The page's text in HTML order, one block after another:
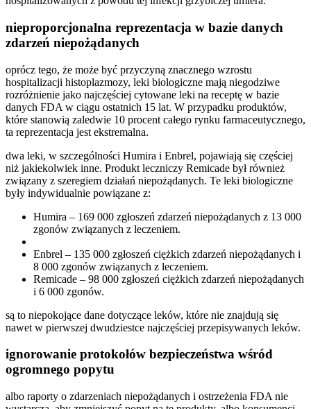
nieproporcjonalna reprezentacja w bazie danych
zdarzeń niepożądanych
oprócz tego, że może być przyczyną znacznego wzrostu
hospitalizacji histoplazmozy, leki biologiczne mają niegodziwe
rozróżnienie jako najczęściej cytowane leki na receptę w bazie
danych FDA w ciągu ostatnich 15 lat. W przypadku produktów,
które stanowią zaledwie 10 procent całego rynku farmaceutycznego,
ta reprezentacja jest ekstremalna.
dwa leki, w szczególności Humira i Enbrel, pojawiają się częściej
niż jakiekolwiek inne. Produkt leczniczy Remicade był również
związany z szeregiem działań niepożądanych. Te leki biologiczne
były indywidualnie powiązane z:
Humira – 169 000 zgłoszeń zdarzeń niepożądanych z 13 000
zgonów związanych z leczeniem.
Enbrel – 135 000 zgłoszeń ciężkich zdarzeń niepożądanych i
8 000 zgonów związanych z leczeniem.
Remicade – 98 000 zgłoszeń ciężkich zdarzeń niepożądanych
i 6 000 zgonów.
są to niepokojące dane dotyczące leków, które nie znajdują się
nawet w pierwszej dwudziestce najczęściej przepisywanych leków.
ignorowanie protokołów bezpieczeństwa wśród
ogromnego popytu
albo raporty o zdarzeniach niepożądanych i ostrzeżenia FDA nie